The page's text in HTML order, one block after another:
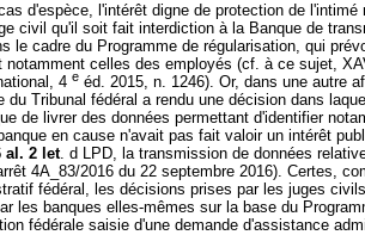
d'espèce, l'intérêt digne de protection de
civil qu'il soit fait interdiction à la Banque de
le cadre du Programme de régularisation, qui
notamment celles des employés (cf. à ce sujet,
4 e éd. 2015, n. 1246). Or, dans une autre
du Tribunal fédéral a rendu une décision dans
de livrer des données permettant d'identifier
en cause n'avait pas fait valoir un intérêt
al. 2 let. d LPD, la transmission de données
4A_83/2016 du 22 septembre 2016). Certes,
fédéral, les décisions prises par les juges
les banques elles-mêmes sur la base du
fédérale saisie d'une demande d'assistance